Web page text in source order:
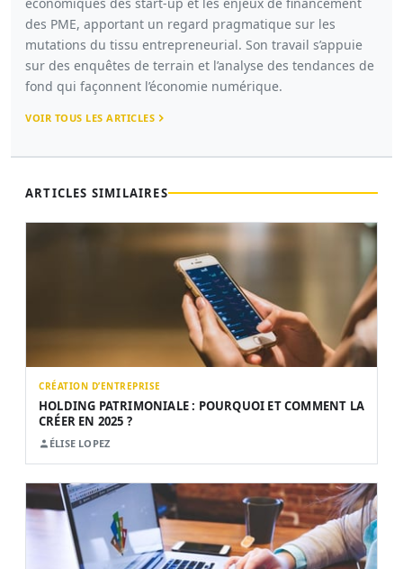
des PME, apportant un regard pragmatique sur les
mutations du tissu entrepreneurial. Son travail s’appuie
sur des enquêtes de terrain et l’analyse des tendances de
fond qui façonnent l’économie numérique.
VOIR TOUS LES ARTICLES
ARTICLES SIMILAIRES
CRÉATION D’ENTREPRISE
HOLDING PATRIMONIALE : POURQUOI ET COMMENT LA
CRÉER EN 2025 ?
ÉLISE LOPEZ